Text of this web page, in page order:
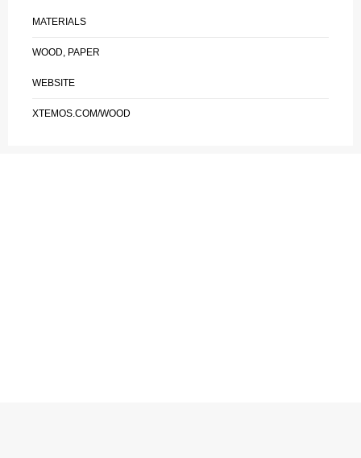
MATERIALS
WOOD, PAPER
WEBSITE
XTEMOS.COM/WOOD